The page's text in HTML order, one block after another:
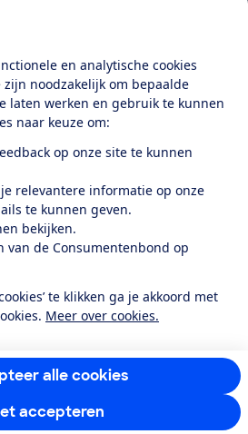
en analytische cookies
noodzakelijk om bepaalde
laten werken en gebruik te kunnen
naar keuze om:
op onze site te kunnen
relevantere informatie op onze
te kunnen geven.
bekijken.
van de Consumentenbond op
te klikken ga je akkoord met
Meer over cookies.
alle cookies
accepteren
de
Privacyverklaring
nieuws
Facebook
TwitterInstagram
YoutubeLinkedIn
de Consumentenbondmet gemiddeld